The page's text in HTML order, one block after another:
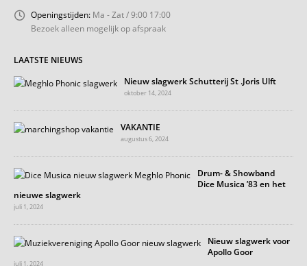
Openingstijden: Ma - Zat / 9:00 17:00
Bezoek alleen mogelijk op afspraak
LAATSTE NIEUWS
Nieuw slagwerk Schutterij St .Joris Ulft
oktober 14, 2024
VAKANTIE
augustus 6, 2024
Drum- & Showband
Dice Musica ’83 en het
nieuwe slagwerk
juli 1, 2024
Nieuw slagwerk voor
Apollo Goor
juli 1, 2024